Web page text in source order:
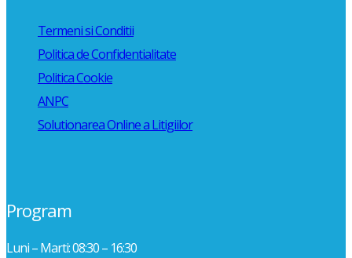
Termeni si Conditii
Politica de Confidentialitate
Politica Cookie
ANPC
Solutionarea Online a Litigiilor
Program
Luni – Marti: 08:30 – 16:30